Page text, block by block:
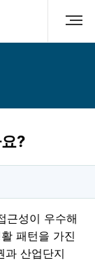
?
근성이 우수해
패턴을 가진
과 산업단지